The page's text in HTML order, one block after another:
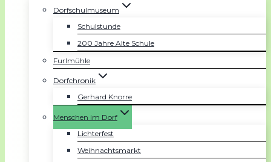
Dorfschulmuseum
Schulstunde
200 Jahre Alte Schule
Furlmühle
Dorfchronik
Gerhard Knorre
Menschen im Dorf
Lichterfest
Weihnachtsmarkt